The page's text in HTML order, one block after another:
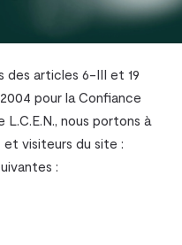
des articles 6-III et 19
pour la Confiance
L.C.E.N., nous portons à
et visiteurs du site :
: